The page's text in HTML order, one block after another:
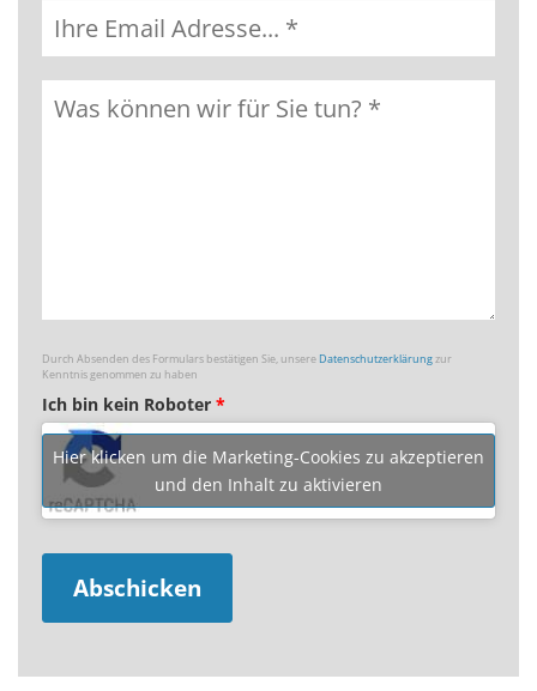
Durch Absenden des Formulars bestätigen Sie, unsereDatenschutzerklärungzur
Kenntnis genommen zu haben
Ich bin kein Roboter *
Hier klicken um die Marketing-Cookies zu akzeptieren
und den Inhalt zu aktivieren